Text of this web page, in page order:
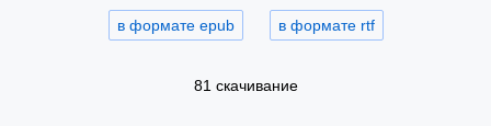
в формате epub в формате rtf
81 скачивание